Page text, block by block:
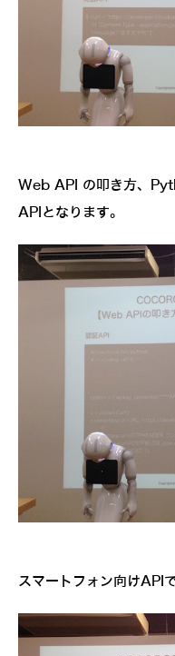
Web API の叩き方、
APIとなります。
スマートフォン向けAPIで